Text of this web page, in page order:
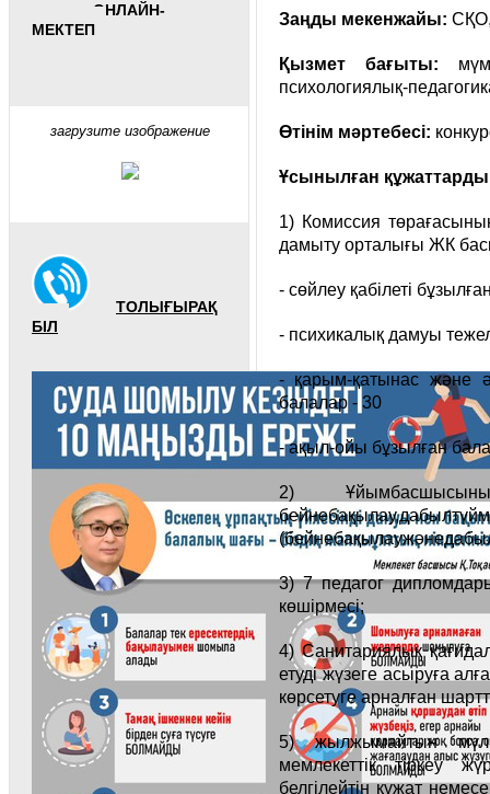
ОНЛАЙН-
МЕКТЕП
загрузите изображение
ТОЛЫҒЫРАҚ
БІЛ
Заңды мекенжайы:
Қызмет бағыты:
психологиялық-
Өтінім мәртебесі:
Ұсынылған
1) Комиссия
дамыту орталығы ЖК
- сөйлеу қабілеті
- психикалық дамуы
- қарым-қатынас және
балалар - 30
- ақыл-ойы бұзылған
2)
3) 7 педагог
көшірмесі;
4) Санитариялық
етуді жүзеге асыруға
көрсетуге арналған
5) жылжымайтын
мемлекеттік тіркеу
белгілейтін құжат